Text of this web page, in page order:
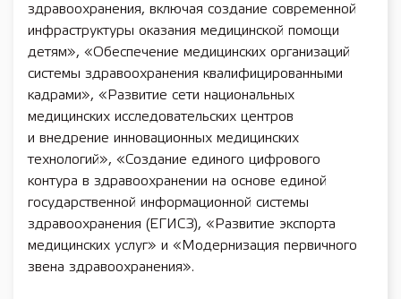
здравоохранения, включая создание современной
инфраструктуры оказания медицинской помощи
детям», «Обеспечение медицинских организаций
системы здравоохранения квалифицированными
кадрами», «Развитие сети национальных
медицинских исследовательских центров
и внедрение инновационных медицинских
технологий», «Создание единого цифрового
контура в здравоохранении на основе единой
государственной информационной системы
здравоохранения (ЕГИСЗ), «Развитие экспорта
медицинских услуг» и «Модернизация первичного
звена здравоохранения».